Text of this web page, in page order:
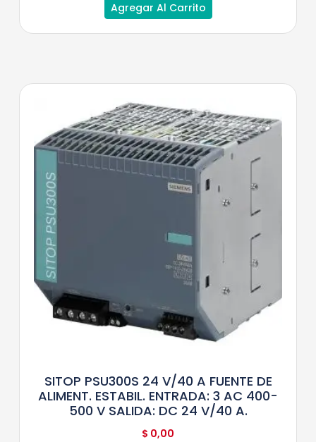
Agregar Al Carrito
SITOP PSU300S 24 V/40 A FUENTE DE
ALIMENT. ESTABIL. ENTRADA: 3 AC 400-
500 V SALIDA: DC 24 V/40 A.
$ 0,00